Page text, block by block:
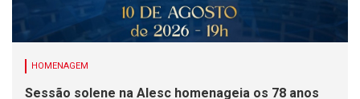
HOMENAGEM
Sessão solene na Alesc homenageia os 78 anos